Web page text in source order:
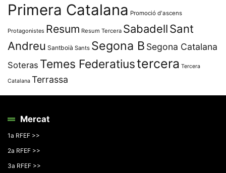
Primera Catalana Promoció d'ascens
Protagonistes Resum Resum Tercera SabadellSant
Andreu Santboià Sants Segona B Segona Catalana
Soteras Temes Federatiustercera Tercera
Catalana Terrassa
Mercat
1a RFEF >>
2a RFEF >>
3a RFEF >>